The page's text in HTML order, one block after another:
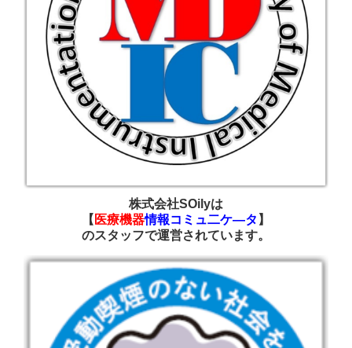
株式会社SOilyは
【 医療機器情報コミュ二ケ―タ 】
のスタッフで運営されています。